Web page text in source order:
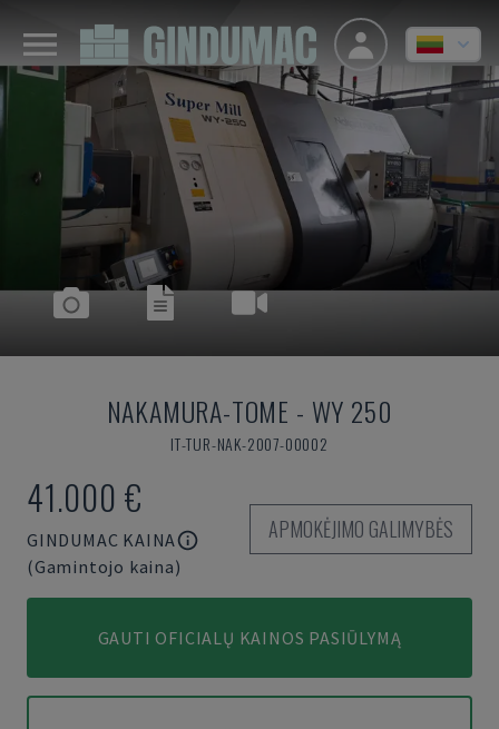
NAKAMURA-TOME - WY 250
IT-TUR-NAK-2007-00002
41.000 €
GINDUMAC KAINA
(Gamintojo kaina)
APMOKĖJIMO GALIMYBĖS
GAUTI OFICIALŲ KAINOS PASIŪLYMĄ